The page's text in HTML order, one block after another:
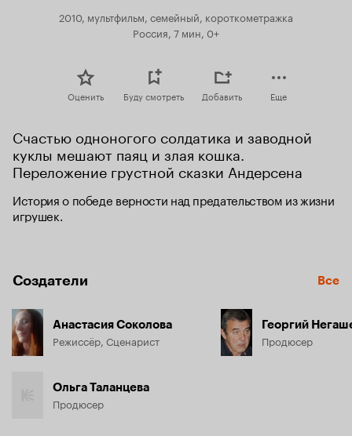
2010, мультфильм, семейный, короткометражка
Россия, 7 мин, 0+
Оценить Буду смотреть Добавить Еще
Счастью одноногого солдатика и заводной
куклы мешают паяц и злая кошка.
Переложение грустной сказки Андерсена
История о победе верности над предательством из жизни
игрушек.
Создатели Все
Анастасия Соколова
Режиссёр, Сценарист
Ольга Таланцева
Продюсер
Георгий
Продюсер